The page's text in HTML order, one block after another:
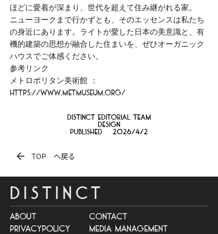
ほどに愛着が深まり、世代を超えて住み継がれる家。
ニューヨークまで行かずとも、そのエッセンスは私たち
の身近にあります。ライトが愛した日本の美意識と、有
機的建築の思想が融合した住まいを、ぜひオーガニック
ハウスでご体感ください。
参考リンク
メトロポリタン美術館 ：
https://www.metmuseum.org/
distinct Editorial team
Design
Published 2026/4/2
arrow_back TOP へ戻る
DISTINCT
about
contact
privacypolicy
media management